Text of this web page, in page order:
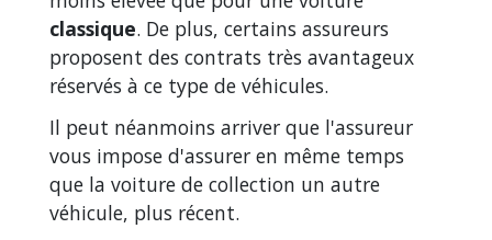
classique. De plus, certains assureurs
proposent des contrats très avantageux
réservés à ce type de véhicules.
Il peut néanmoins arriver que l'assureur
vous impose d'assurer en même temps
que la voiture de collection un autre
véhicule, plus récent.